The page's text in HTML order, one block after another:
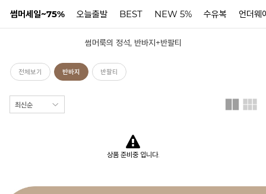
썸머세일~75% 오늘출발 BEST NEW 5% 수유복 언더웨
썸머룩의 정석, 반바지+반팔티
전체보기 반바지 반팔티
상품 준비중 입니다.